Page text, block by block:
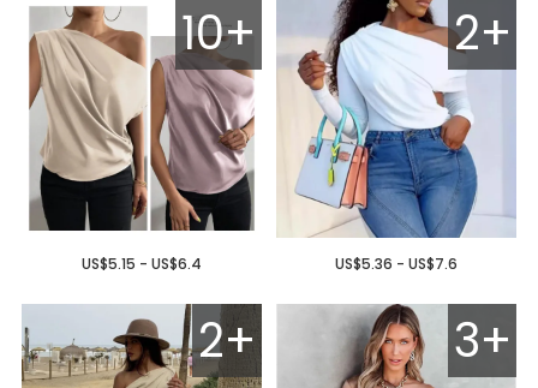
2+
US$5.36 - US$7.6
10+
US$5.15 - US$6.4
3+
2+